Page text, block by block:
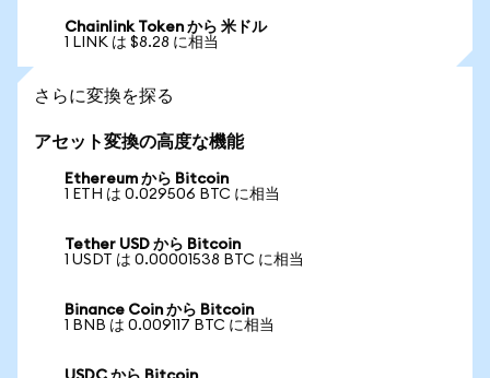
Chainlink Token から 米ドル
1 LINK は $8.28 に相当
さらに変換を探る
アセット変換の高度な機能
Ethereum から Bitcoin
1 ETH は 0.029506 BTC に相当
Tether USD から Bitcoin
1 USDT は 0.00001538 BTC に相当
Binance Coin から Bitcoin
1 BNB は 0.009117 BTC に相当